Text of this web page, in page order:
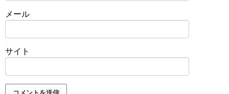
メール
サイト